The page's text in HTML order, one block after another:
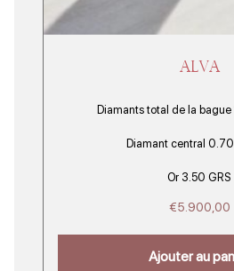
ALVA
Diamants total de la
Diamant central
Or 3.50 GRS
€5.900,00
Ajouter au